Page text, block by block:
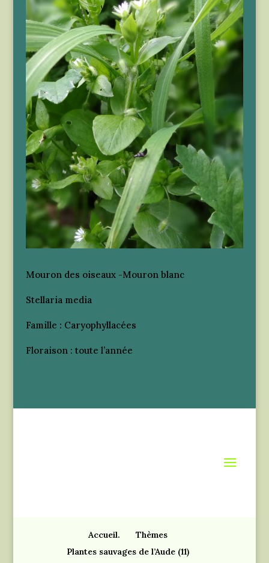
Mouron des oiseaux -Mouron blanc
Stellaria media
Famille : Caryophyllacées
Floraison : toute l’année
Accueil.
Thèmes
Plantes sauvages de l’Aude (11)